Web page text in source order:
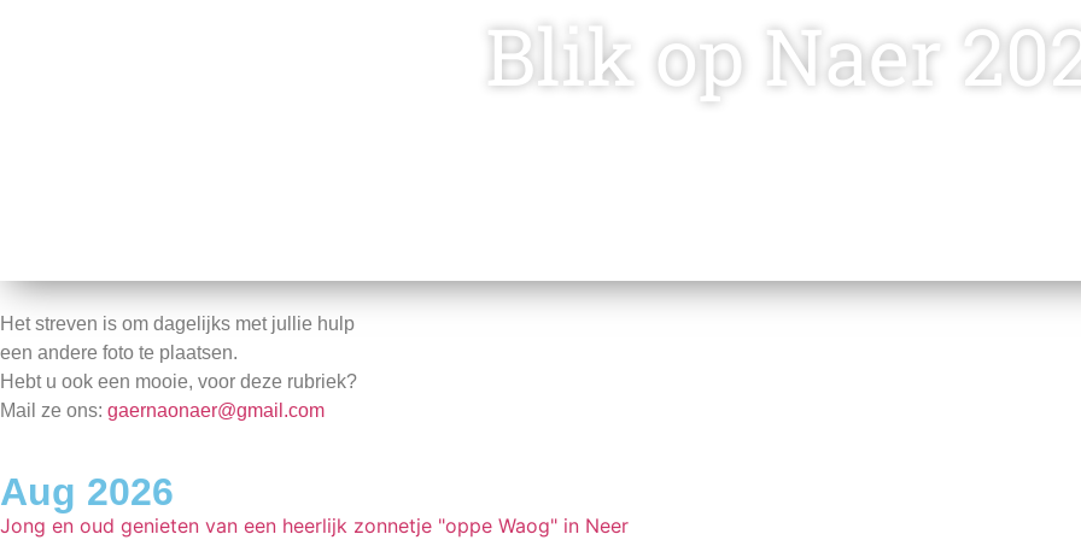
Blik op Naer
Het streven is om dagelijks met jullie hulp
een andere foto te plaatsen.
Hebt u ook een mooie, voor deze rubriek?
Mail ze ons: gaernaonaer@gmail.com
Aug 2026
Jong en oud genieten van een heerlijk zonnetje "oppe Waog" in Neer